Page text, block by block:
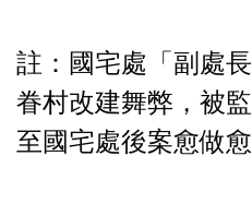
註：國宅處「副處
眷村改建舞弊，被
至國宅處後案愈做